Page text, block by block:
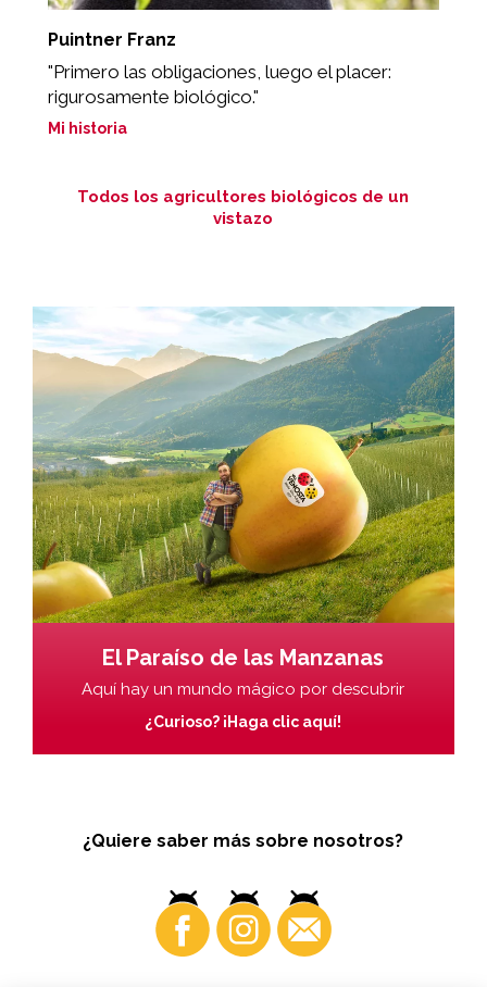
Puintner Franz
"Primero las obligaciones, luego el placer:
rigurosamente biológico."
Mi historia
Todos los agricultores biológicos de un
vistazo
El Paraíso de las Manzanas
Aquí hay un mundo mágico por descubrir
¿Curioso? ¡Haga clic aquí!
¿Quiere saber más sobre nosotros?